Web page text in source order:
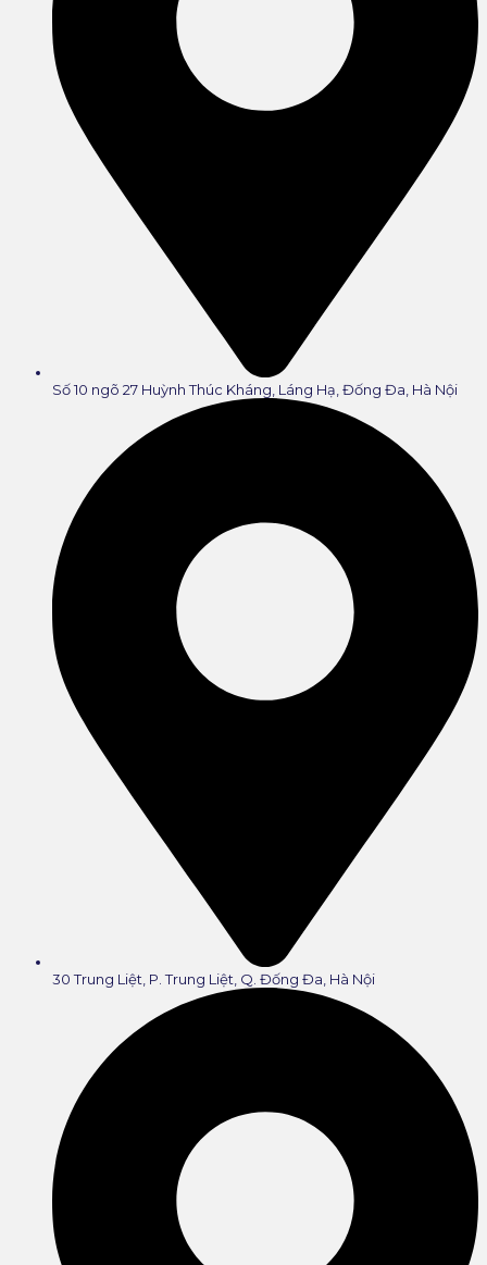
Số 10 ngõ 27 Huỳnh Thúc Kháng, Láng Hạ, Đống Đa, Hà Nội
30 Trung Liệt, P. Trung Liệt, Q. Đống Đa, Hà Nội